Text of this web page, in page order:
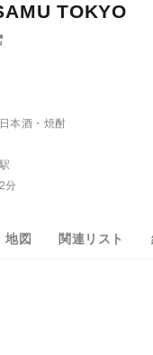
TOKYO
本酒・焼酎
分
地図 関連リスト